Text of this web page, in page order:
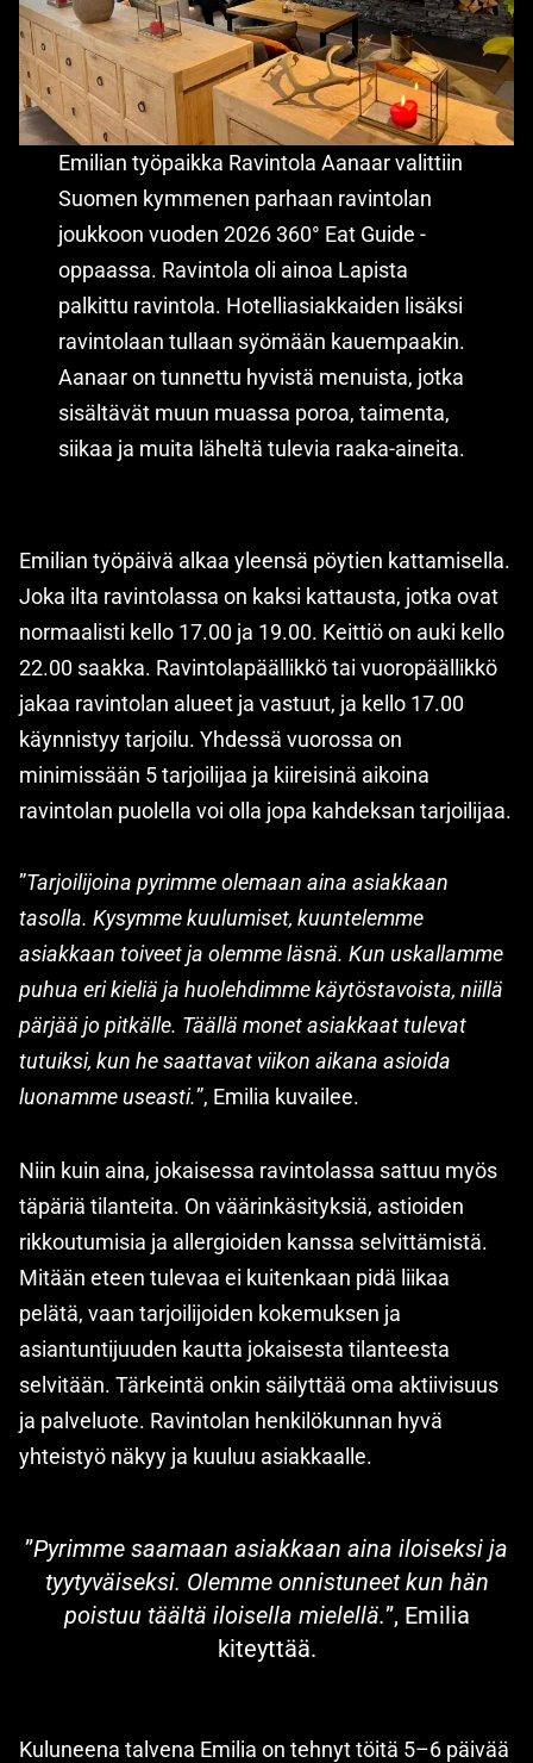
Emilian työpaikka Ravintola Aanaar valittiin
Suomen kymmenen parhaan ravintolan
joukkoon vuoden 2026 360° Eat Guide -
oppaassa. Ravintola oli ainoa Lapista
palkittu ravintola. Hotelliasiakkaiden lisäksi
ravintolaan tullaan syömään kauempaakin.
Aanaar on tunnettu hyvistä menuista, jotka
sisältävät muun muassa poroa, taimenta,
siikaa ja muita läheltä tulevia raaka-aineita.
Emilian työpäivä alkaa yleensä pöytien kattamisella.
Joka ilta ravintolassa on kaksi kattausta, jotka ovat
normaalisti kello 17.00 ja 19.00. Keittiö on auki kello
22.00 saakka. Ravintolapäällikkö tai vuoropäällikkö
jakaa ravintolan alueet ja vastuut, ja kello 17.00
käynnistyy tarjoilu. Yhdessä vuorossa on
minimissään 5 tarjoilijaa ja kiireisinä aikoina
ravintolan puolella voi olla jopa kahdeksan tarjoilijaa.
”Tarjoilijoina pyrimme olemaan aina asiakkaan
tasolla. Kysymme kuulumiset, kuuntelemme
asiakkaan toiveet ja olemme läsnä. Kun uskallamme
puhua eri kieliä ja huolehdimme käytöstavoista, niillä
pärjää jo pitkälle. Täällä monet asiakkaat tulevat
tutuiksi, kun he saattavat viikon aikana asioida
luonamme useasti.”, Emilia kuvailee.
Niin kuin aina, jokaisessa ravintolassa sattuu myös
täpäriä tilanteita. On väärinkäsityksiä, astioiden
rikkoutumisia ja allergioiden kanssa selvittämistä.
Mitään eteen tulevaa ei kuitenkaan pidä liikaa
pelätä, vaan tarjoilijoiden kokemuksen ja
asiantuntijuuden kautta jokaisesta tilanteesta
selvitään. Tärkeintä onkin säilyttää oma aktiivisuus
ja palveluote. Ravintolan henkilökunnan hyvä
yhteistyö näkyy ja kuuluu asiakkaalle.
”Pyrimme saamaan asiakkaan aina iloiseksi ja
tyytyväiseksi. Olemme onnistuneet kun hän
poistuu täältä iloisella mielellä.”, Emilia
kiteyttää.
Kuluneena talvena Emilia on tehnyt töitä 5–6 päivää